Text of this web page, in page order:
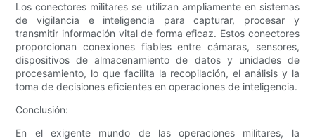
Los conectores militares se utilizan ampliamente en sistemas
de vigilancia e inteligencia para capturar, procesar y
transmitir información vital de forma eficaz. Estos conectores
proporcionan conexiones fiables entre cámaras, sensores,
dispositivos de almacenamiento de datos y unidades de
procesamiento, lo que facilita la recopilación, el análisis y la
toma de decisiones eficientes en operaciones de inteligencia.
Conclusión:
En el exigente mundo de las operaciones militares, la